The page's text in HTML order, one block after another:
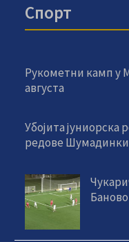
Спорт
Рукометни камп у
августа
Убојита јуниорска
редове Шумадинки